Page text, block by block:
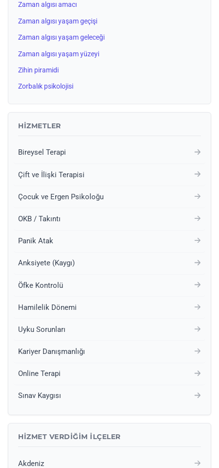
Zaman algısı amacı
Zaman algısı yaşam geçişi
Zaman algısı yaşam geleceği
Zaman algısı yaşam yüzeyi
Zihin piramidi
Zorbalık psikolojisi
HIZMETLER
Bireysel Terapi
Çift ve İlişki Terapisi
Çocuk ve Ergen Psikoloğu
OKB / Takıntı
Panik Atak
Anksiyete (Kaygı)
Öfke Kontrolü
Hamilelik Dönemi
Uyku Sorunları
Kariyer Danışmanlığı
Online Terapi
Sınav Kaygısı
HIZMET VERDIĞIM İLÇELER
Akdeniz